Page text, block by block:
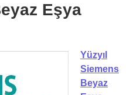
Eşya
Yüzyıl
Siemens
Beyaz